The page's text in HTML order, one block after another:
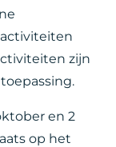
activiteiten
zijn
en 2
op het